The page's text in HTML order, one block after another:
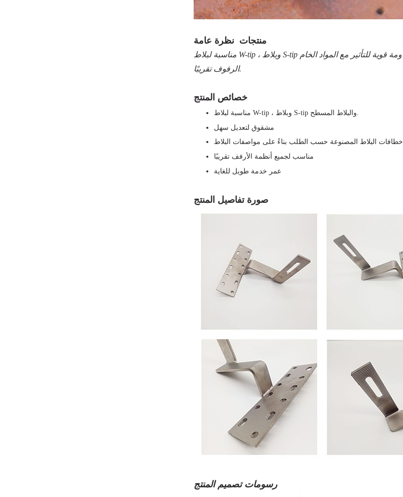
منتجاتنظرة عامة
مناسبة لبلاط W-tip ، وبلاط S-tip والبلاط المسطح. مقاومة قوية للتأثير مع المواد الخام SS304 ، وعمر خدمة طويل ، ومناسب لجميع أنظمة
الرفوف تقريبًا.
خصائص المنتج
مناسبة لبلاط W-tip ، وبلاط S-tip والبلاط المسطح.
مشقوق لتعديل سهل
خطافات البلاط المصنوعة حسب الطلب بناءً على مواصفات البلاط
مناسب لجميع أنظمة الأرفف تقريبًا
عمر خدمة طويل للغاية
صورة تفاصيل المنتج
رسومات تصميم المنتج